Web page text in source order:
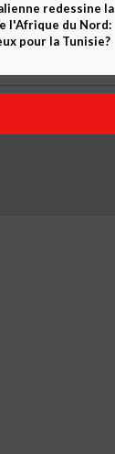
redessine la
l'Afrique du Nord:
pour la Tunisie?